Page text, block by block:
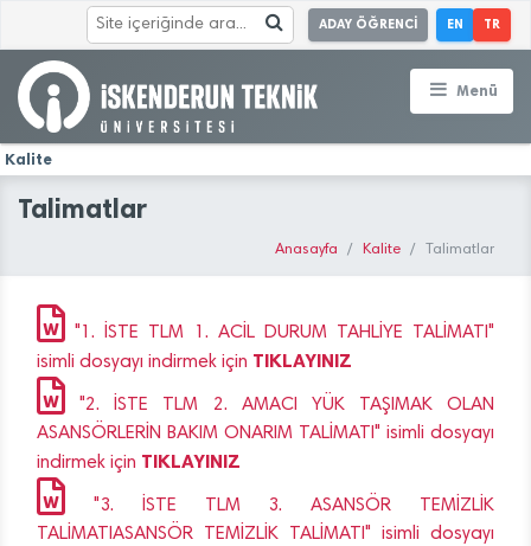
ADAY ÖĞRENCİ EN TR
Menü
Kalite
Talimatlar
Anasayfa Kalite Talimatlar
"1. İSTE TLM 1. ACİL DURUM TAHLİYE TALİMATI"
isimli dosyayı indirmek için TIKLAYINIZ
"2. İSTE TLM 2. AMACI YÜK TAŞIMAK OLAN
ASANSÖRLERİN BAKIM ONARIM TALİMATI" isimli dosyayı
indirmek için TIKLAYINIZ
"3. İSTE TLM 3. ASANSÖR TEMİZLİK
TALİMATIASANSÖR TEMİZLİK TALİMATI" isimli dosyayı